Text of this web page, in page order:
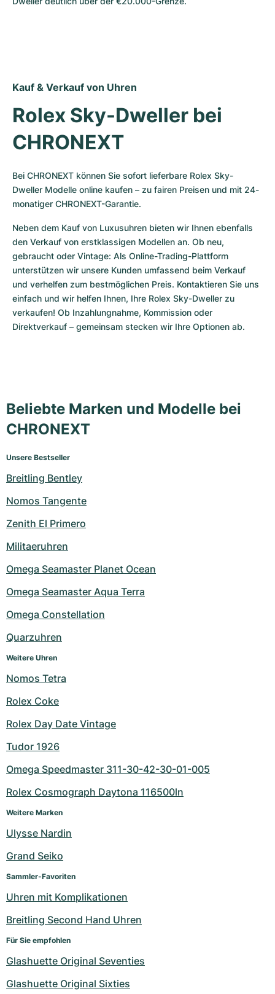
Kauf & Verkauf von Uhren
Rolex Sky-Dweller bei
CHRONEXT
Bei CHRONEXT können Sie sofort lieferbare Rolex Sky-
Dweller Modelle online kaufen – zu fairen Preisen und mit 24-
monatiger CHRONEXT-Garantie.
Neben dem Kauf von Luxusuhren bieten wir Ihnen ebenfalls
den Verkauf von erstklassigen Modellen an. Ob neu,
gebraucht oder Vintage: Als Online-Trading-Plattform
unterstützen wir unsere Kunden umfassend beim Verkauf
und verhelfen zum bestmöglichen Preis. Kontaktieren Sie uns
einfach und wir helfen Ihnen, Ihre Rolex Sky-Dweller zu
verkaufen! Ob Inzahlungnahme, Kommission oder
Direktverkauf – gemeinsam stecken wir Ihre Optionen ab.
Beliebte Marken und Modelle bei
CHRONEXT
Unsere Bestseller
Breitling Bentley
Nomos Tangente
Zenith El Primero
Militaeruhren
Omega Seamaster Planet Ocean
Omega Seamaster Aqua Terra
Omega Constellation
Quarzuhren
Weitere Uhren
Nomos Tetra
Rolex Coke
Rolex Day Date Vintage
Tudor 1926
Omega Speedmaster 311-30-42-30-01-005
Rolex Cosmograph Daytona 116500ln
Weitere Marken
Ulysse Nardin
Grand Seiko
Sammler-Favoriten
Uhren mit Komplikationen
Breitling Second Hand Uhren
Für Sie empfohlen
Glashuette Original Seventies
Glashuette Original Sixties